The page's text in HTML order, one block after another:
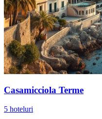
Casamicciola Terme
5 hoteluri